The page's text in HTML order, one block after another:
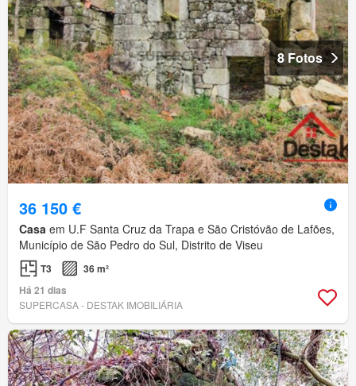
8 Fotos
36 150 €
Casa em U.F Santa Cruz da Trapa e São Cristóvão de Lafões,
Município de São Pedro do Sul, Distrito de Viseu
T3
36 m²
Há 21 dias
SUPERCASA - DESTAK IMOBILIÁRIA